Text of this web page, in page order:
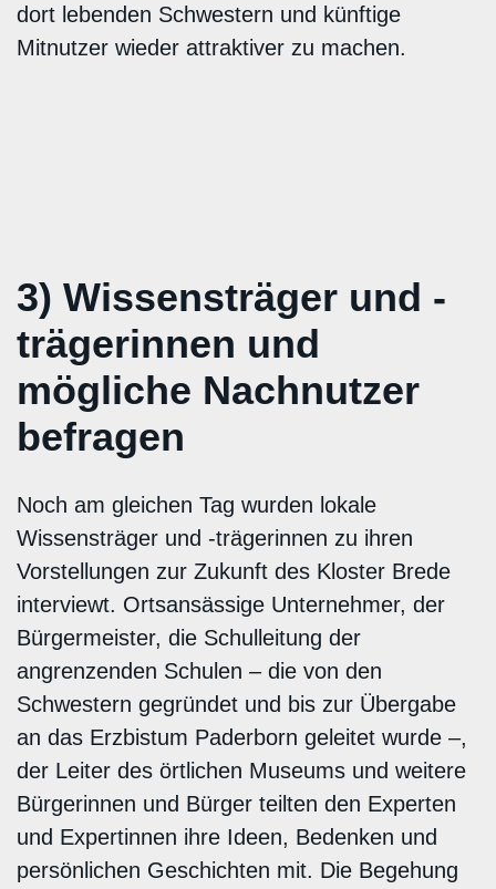
dort lebenden Schwestern und künftige
Mitnutzer wieder attraktiver zu machen.
3) Wissensträger und -
trägerinnen und
mögliche Nachnutzer
befragen
Noch am gleichen Tag wurden lokale
Wissensträger und -trägerinnen zu ihren
Vorstellungen zur Zukunft des Kloster Brede
interviewt. Ortsansässige Unternehmer, der
Bürgermeister, die Schulleitung der
angrenzenden Schulen – die von den
Schwestern gegründet und bis zur Übergabe
an das Erzbistum Paderborn geleitet wurde –,
der Leiter des örtlichen Museums und weitere
Bürgerinnen und Bürger teilten den Experten
und Expertinnen ihre Ideen, Bedenken und
persönlichen Geschichten mit. Die Begehung